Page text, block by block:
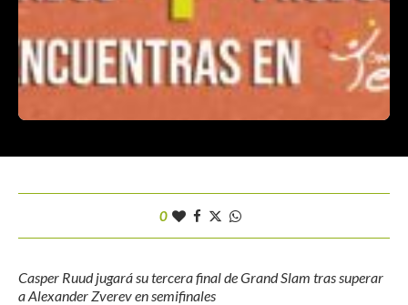
0
Casper Ruud jugará su tercera final de Grand Slam tras superar
a Alexander Zverev en semifinales